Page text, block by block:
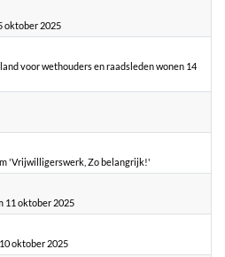
oktober 2025
voor wethouders en raadsleden wonen 14
'Vrijwilligerswerk, Zo belangrijk!'
11 oktober 2025
oktober 2025